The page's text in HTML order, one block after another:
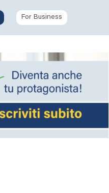
For Business